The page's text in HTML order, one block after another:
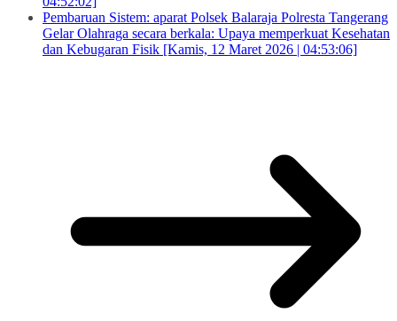
Pembaruan Sistem: aparat Polsek Balaraja Polresta Tangerang
Gelar Olahraga secara berkala: Upaya memperkuat Kesehatan
dan Kebugaran Fisik [Kamis, 12 Maret 2026 | 04:53:06]